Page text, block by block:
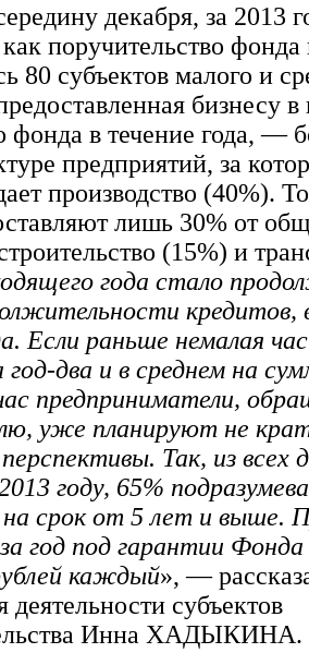
декабря, за 2013
поручительство фонда
80 субъектов малого и
бизнесу в
фонда в течение года, —
предприятий, за
производство (40%).
лишь 30% от
(15%) и
года стало
кредитов,
Если раньше немалая
два и в среднем на
предприниматели,
уже планируют не
Так, из всех
году, 65%
на срок от 5 лет и выше.
год под гарантии
каждый», —
деятельности субъектов
Инна ХАДЫКИНА.